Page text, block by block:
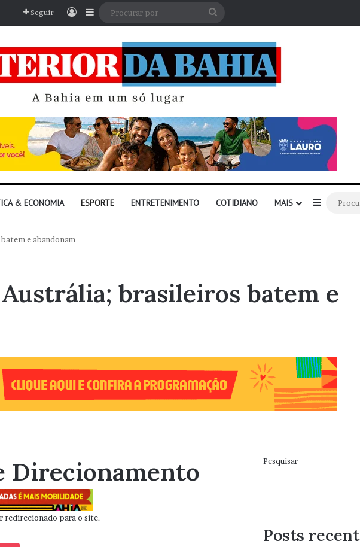
Seguir EntrarBarra Lateral
& ECONOMIA ESPORTE ENTRETENIMENTO COTIDIANO MAIS Barra
e abandonam
brasileiros batem e
Direcionamento
redirecionado para o site.
Pesquisar
Posts